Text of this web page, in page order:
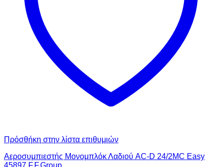
Πρόσθήκη στην λίστα επιθυμιών
Αεροσυμπιεστής Μονομπλόκ Λαδιού AC-D 24/2MC Easy
45897 F.F.Group